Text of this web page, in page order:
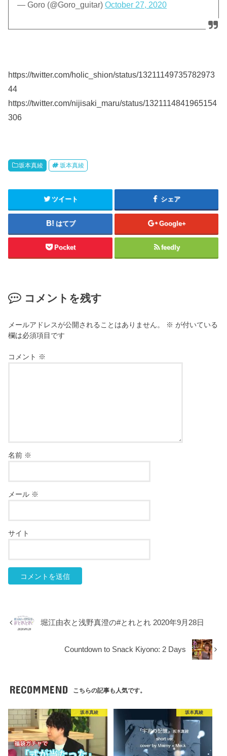
— Goro (@Goro_guitar)October 27, 2020
https://twitter.com/holic_shion/status/13211149735782973
44
https://twitter.com/nijisaki_maru/status/1321114841965154
306
坂本真綾 坂本真綾
ツイート シェア
はてブ Google+
Pocket feedly
コメントを残す
メールアドレスが公開されることはありません。 ※ が付いている
欄は必須項目です
コメント ※
名前 ※
メール ※
サイト
堀江由衣と浅野真澄の#とれとれ 2020年9月28日
Countdown to Snack Kiyono: 2 Days
RECOMMEND こちらの記事も人気です。
坂本真綾 坂本真綾